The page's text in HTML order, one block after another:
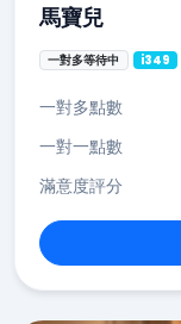
馬寶兒
一對多等待中 i349
一對多點數
一對一點數
滿意度評分